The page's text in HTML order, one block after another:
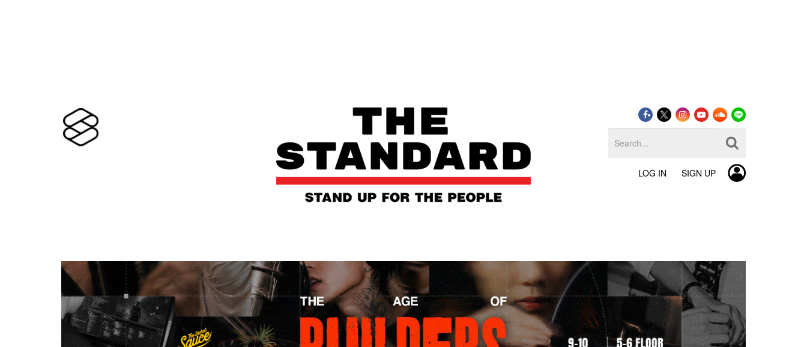
LOG IN SIGN UP